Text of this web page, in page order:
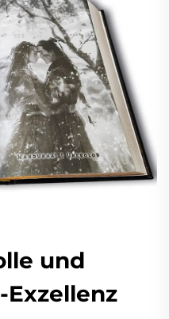
und